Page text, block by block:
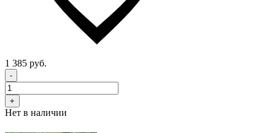
1 385 руб.
-
+
Нет в наличии